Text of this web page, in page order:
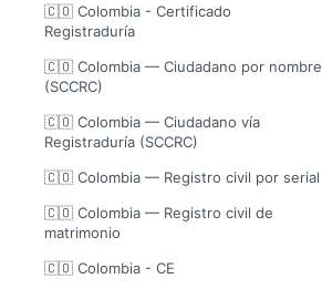
🇨🇴 Colombia - Certificado
Registraduría
🇨🇴 Colombia — Ciudadano por nombre
(SCCRC)
🇨🇴 Colombia — Ciudadano vía
Registraduría (SCCRC)
🇨🇴 Colombia — Registro civil por serial
🇨🇴 Colombia — Registro civil de
matrimonio
🇨🇴 Colombia - CE